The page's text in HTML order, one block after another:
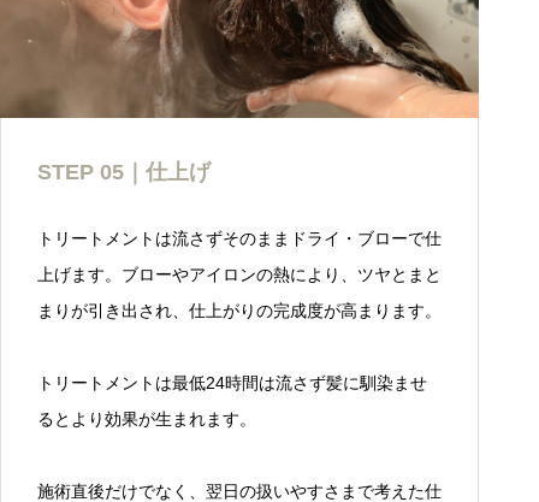
STEP 05｜仕上げ
トリートメントは流さずそのままドライ・ブローで仕
上げます。ブローやアイロンの熱により、ツヤとまと
まりが引き出され、仕上がりの完成度が高まります。
トリートメントは最低24時間は流さず髪に馴染ませ
るとより効果が生まれます。
施術直後だけでなく、翌日の扱いやすさまで考えた仕